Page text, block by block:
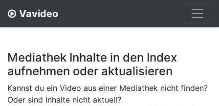
Vavideo
Mediathek Inhalte in den Index
aufnehmen oder aktualisieren
Kannst du ein Video aus einer Mediathek nicht finden?
Oder sind Inhalte nicht aktuell?